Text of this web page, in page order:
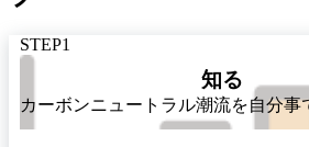
STEP1
知る
カーボンニュートラル潮流を自分事